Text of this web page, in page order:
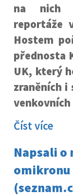
na nich
reportáže
Hostem
přednosta
UK, který
zraněních
Číst více
Napsali o
omikronu